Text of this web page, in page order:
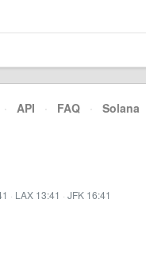
· API · FAQ · Solana
· LAX 13:41 · JFK 16:41